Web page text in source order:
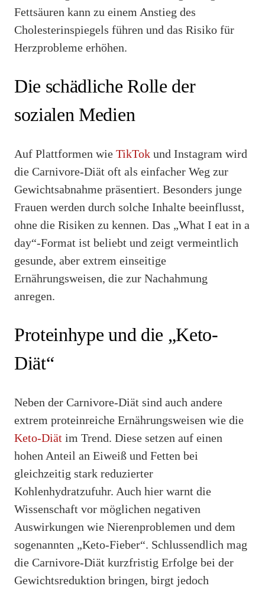
Fettsäuren kann zu einem Anstieg des
Cholesterinspiegels führen und das Risiko für
Herzprobleme erhöhen.
Die schädliche Rolle der
sozialen Medien
Auf Plattformen wie TikTok und Instagram wird
die Carnivore-Diät oft als einfacher Weg zur
Gewichtsabnahme präsentiert. Besonders junge
Frauen werden durch solche Inhalte beeinflusst,
ohne die Risiken zu kennen. Das „What I eat in a
day“-Format ist beliebt und zeigt vermeintlich
gesunde, aber extrem einseitige
Ernährungsweisen, die zur Nachahmung
anregen.
Proteinhype und die „Keto-
Diät“
Neben der Carnivore-Diät sind auch andere
extrem proteinreiche Ernährungsweisen wie die
Keto-Diät im Trend. Diese setzen auf einen
hohen Anteil an Eiweiß und Fetten bei
gleichzeitig stark reduzierter
Kohlenhydratzufuhr. Auch hier warnt die
Wissenschaft vor möglichen negativen
Auswirkungen wie Nierenproblemen und dem
sogenannten „Keto-Fieber“. Schlussendlich mag
die Carnivore-Diät kurzfristig Erfolge bei der
Gewichtsreduktion bringen, birgt jedoch